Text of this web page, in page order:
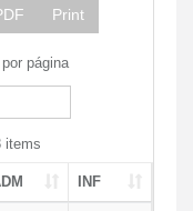
Print
página
items
INF